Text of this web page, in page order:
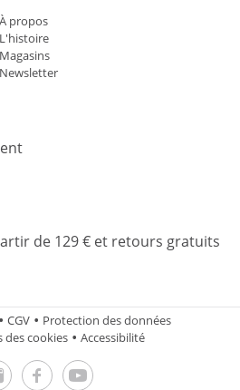
À propos
L'histoire
Magasins
Newsletter
de 129 € et retours gratuits
CGV
Protection des données
des cookies
Accessibilité